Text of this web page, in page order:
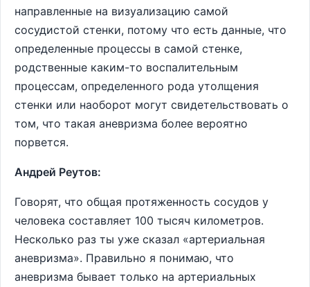
направленные на визуализацию самой
сосудистой стенки, потому что есть данные, что
определенные процессы в самой стенке,
родственные каким-то воспалительным
процессам, определенного рода утолщения
стенки или наоборот могут свидетельствовать о
том, что такая аневризма более вероятно
порвется.
Андрей Реутов:
Говорят, что общая протяженность сосудов у
человека составляет 100 тысяч километров.
Несколько раз ты уже сказал «артериальная
аневризма». Правильно я понимаю, что
аневризма бывает только на артериальных